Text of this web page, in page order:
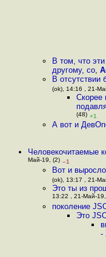
В том, что
другому, со,
В отсутствии
(ok), 14:16 , 21-
Скорее
(48) +1
А вот и
Человекочитаемые
Май-19, (2) –1
Вот и
(ok), 13:17 , 21-
Это ты из
13:22 , 21-Май-
поколение
Это
-